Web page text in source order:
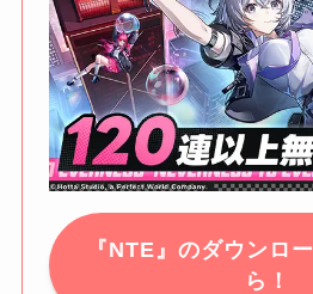
『NTE』のダウンロ
ら！